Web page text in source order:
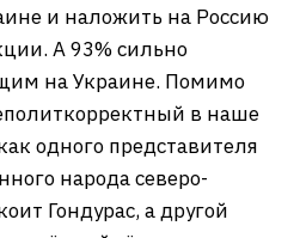
и наложить на Россию
А 93% сильно
на Украине. Помимо
в наше
одного представителя
народа северо-
Гондурас, а другой